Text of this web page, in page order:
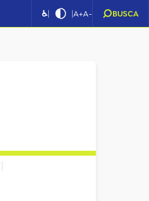
♿| |A+A- BUSCA